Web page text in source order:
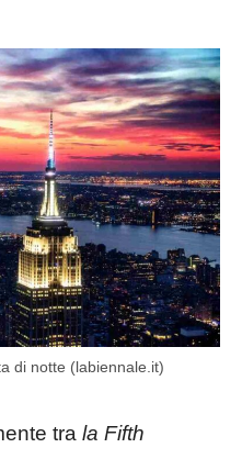
di notte (labiennale.it)
tra la Fifth